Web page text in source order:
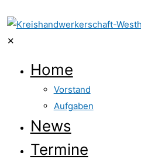
✕
Home
Vorstand
Aufgaben
News
Termine